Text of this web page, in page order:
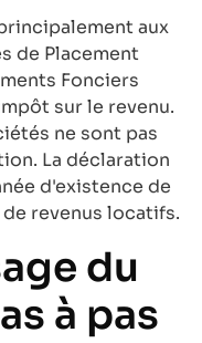
aux
de Placement
Fonciers
sur le revenu.
ne sont pas
La déclaration
d'existence de
revenus locatifs.
du
à pas